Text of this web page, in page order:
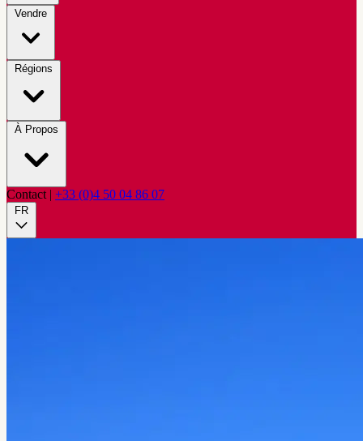
Vendre
Régions
À Propos
Contact | +33 (0)4 50 04 86 07
FR